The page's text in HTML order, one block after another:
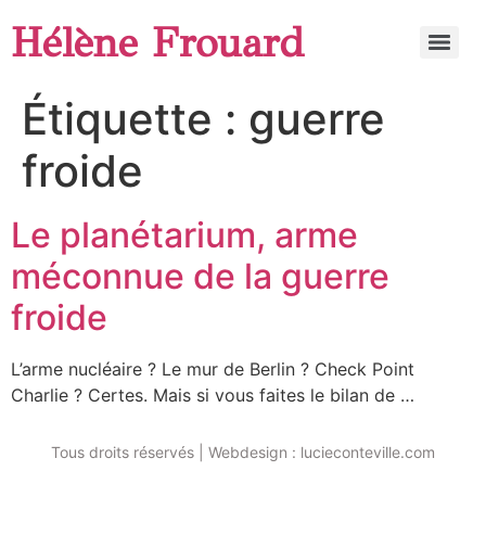
Hélène Frouard
Étiquette : guerre
froide
Le planétarium, arme
méconnue de la guerre
froide
L’arme nucléaire ? Le mur de Berlin ? Check Point
Charlie ? Certes. Mais si vous faites le bilan de …
Tous droits réservés | Webdesign : lucieconteville.com